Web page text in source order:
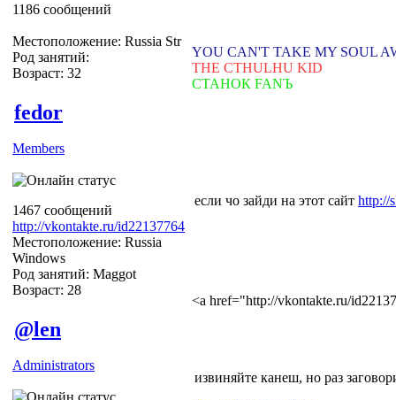
1186 сообщений
Местоположение: Russia Str
Род занятий:
Возраст: 32
YOU CAN'T TAKE MY SOUL
THE CTHULHU KID
СТАНОК FANЪ
fedor
Members
1467 сообщений
http://vkontakte.ru/id22137764
Местоположение: Russia
Windows
Род занятий: Maggot
Возраст: 28
если чо зайди на этот сайт http://
<a href="http://vkontakte.ru/
@len
Administrators
извиняйте канеш, но раз